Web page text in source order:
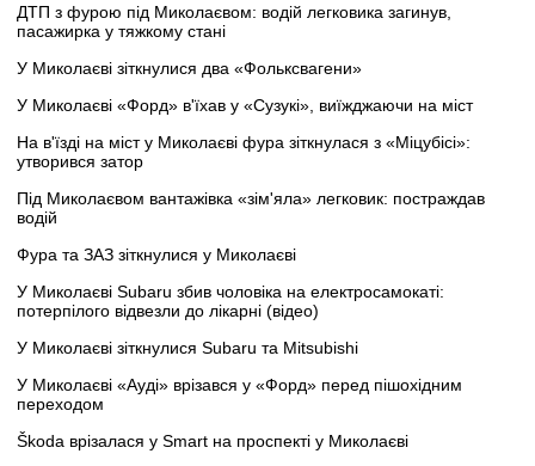
ДТП з фурою під Миколаєвом: водій легковика загинув,
пасажирка у тяжкому стані
У Миколаєві зіткнулися два «Фольксвагени»
У Миколаєві «Форд» в'їхав у «Сузукі», виїжджаючи на міст
На в'їзді на міст у Миколаєві фура зіткнулася з «Міцубісі»:
утворився затор
Під Миколаєвом вантажівка «зім'яла» легковик: постраждав
водій
Фура та ЗАЗ зіткнулися у Миколаєві
У Миколаєві Subaru збив чоловіка на електросамокаті:
потерпілого відвезли до лікарні (відео)
У Миколаєві зіткнулися Subaru та Mitsubishi
У Миколаєві «Ауді» врізався у «Форд» перед пішохідним
переходом
Škoda врізалася у Smart на проспекті у Миколаєві